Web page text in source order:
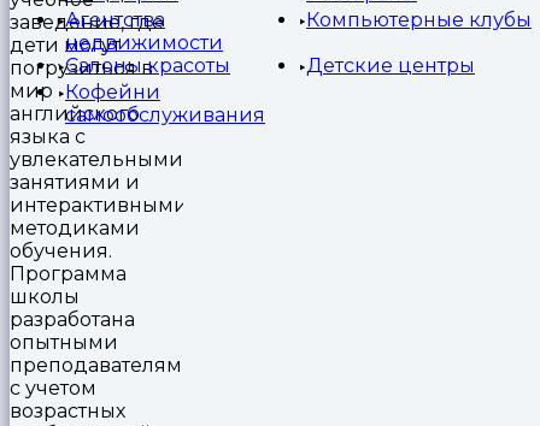
Агентства
недвижимости
Компьютерные клубы
Салоны красоты
Детские центры
Кофейни
самообслуживания
заведение, где
дети могут
погрузиться в
мир
английского
языка с
увлекательными
занятиями и
интерактивными
методиками
обучения.
Программа
школы
разработана
опытными
преподавателями
с учетом
возрастных